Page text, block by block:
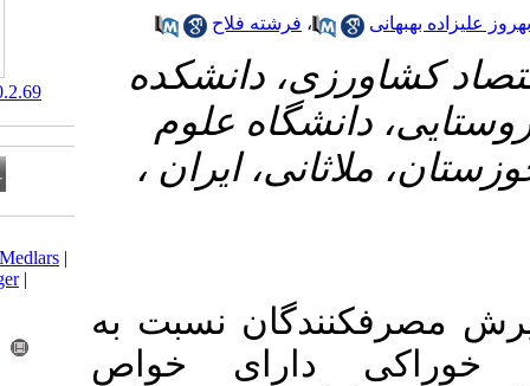
، فرشته فلاح
دانشکده
علوم
ایران ،
نسبت به
خواص
‎ 10.61186/nsft.20.2.69
BibTeX
ProCite
Send citation to:
Zotero